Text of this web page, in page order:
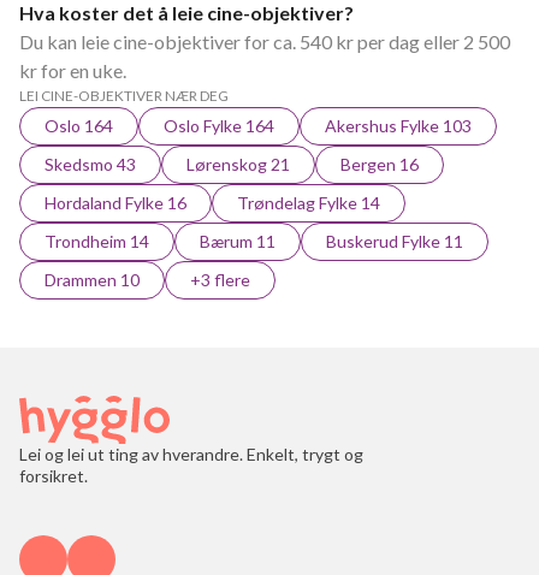
Hva koster det å leie cine-objektiver?
Du kan leie cine-objektiver for ca. 540 kr per dag eller 2 500
kr for en uke.
LEI CINE-OBJEKTIVER NÆR DEG
Oslo 164 Oslo Fylke 164
Akershus Fylke 103
Skedsmo 43
Lørenskog 21
Bergen 16
Hordaland Fylke 16
Trøndelag Fylke 14
Trondheim 14
Bærum 11
Buskerud Fylke 11
Drammen 10
+3 flere
Lei og lei ut ting av hverandre. Enkelt, trygt og
forsikret.